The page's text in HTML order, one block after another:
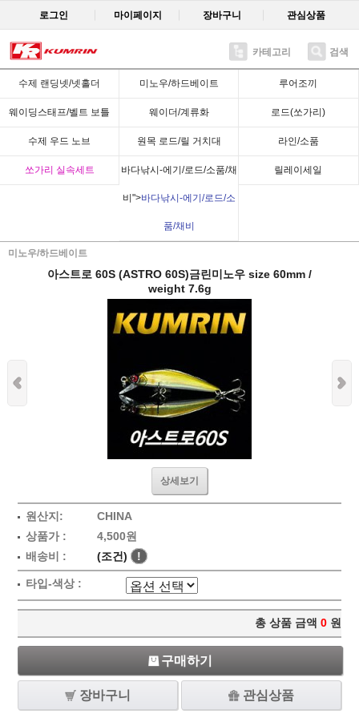
로그인 마이페이지 장바구니 관심상품
카테고리 검색
수제 랜딩넷/넷홀더 미노우/하드베이트 루어조끼
웨이딩스태프/벨트 보틀 웨이더/계류화 로드(쏘가리)
수제 우드 노브 원목 로드/릴 거치대 라인/소품
쏘가리 실속세트 바다낚시-에기/로드/소품/채
비">바다낚시-에기/로드/소
품/채비
릴레이세일
미노우/하드베이트
Recent
아스트로 60S (ASTRO 60S)금린미노우 size 60mm /
weight 7.6g
상세보기
원산지:
CHINA
상품가 :
4,500원
배송비 :
(조건) !
타입-색상 :
총 상품 금액 0 원
구매하기
장바구니 관심상품